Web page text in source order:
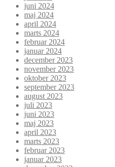
juni 2024
maj 2024
april 2024
marts 2024
februar 2024
januar 2024
december 2023
november 2023
oktober 2023
september 2023
august 2023
juli 2023
juni 2023
maj 2023
april 2023
marts 2023
februar 2023
januar 2023